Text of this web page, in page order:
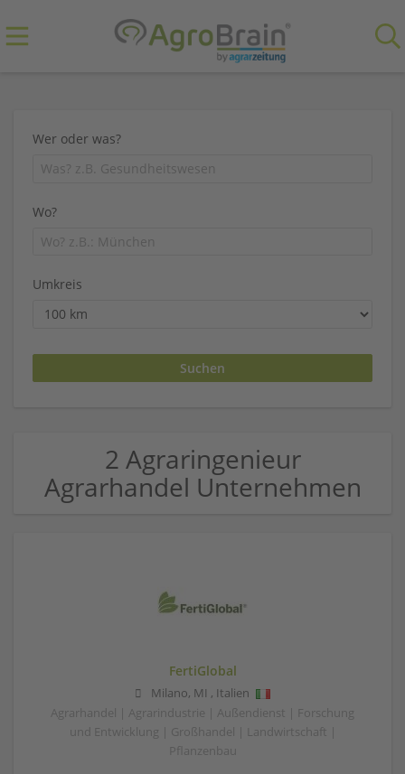
Wer oder was?
Wo?
Umkreis
2 Agraringenieur
Agrarhandel Unternehmen
FertiGlobal
Milano, MI , Italien
Agrarhandel | Agrarindustrie | Außendienst | Forschung
und Entwicklung | Großhandel | Landwirtschaft |
Pflanzenbau